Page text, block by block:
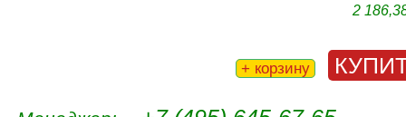
2
+ корзину